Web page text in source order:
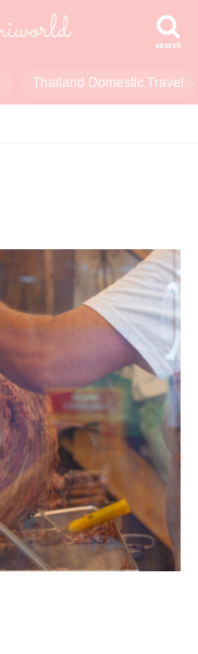
search
Thailand Domestic Travel